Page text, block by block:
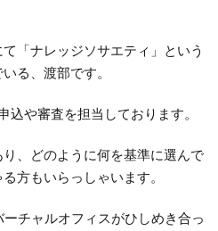
「ナレッジソサエティ」という
る、渡部です。
込や審査を担当しております。
、どのように何を基準に選んで
方もいらっしゃいます。
チャルオフィスがひしめき合っ